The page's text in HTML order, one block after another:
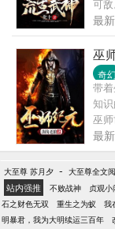
待
质
前
开
执
两
聪
可
最新
巫
奇幻
带
知
巫
众
然
从
这
联
群
最新
大至尊 苏月夕 - 大至尊全文
站内强推 不败战神 贞观小
石之财色无双
重生之为蚁 我
明暴君，我为大明续运三百年